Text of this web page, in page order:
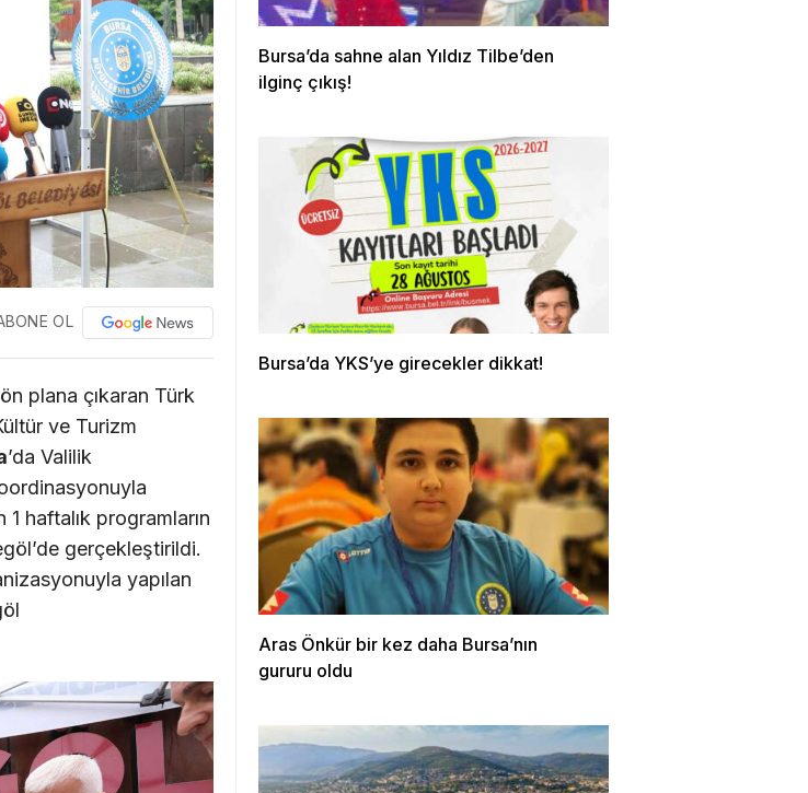
OL
plana çıkaran Türk
ve Turizm
’da Valilik
haftalık programların
gerçekleştirildi.
yapılan
Bursa’da sahne alan Yıldız Tilbe’den
ilginç çıkış!
Bursa’da YKS’ye girecekler dikkat!
Aras Önkür bir kez daha Bursa’nın
gururu oldu